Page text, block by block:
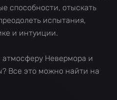
способности, отыскать
испытания,
и интуиции.
атмосферу Невермора и
Все это можно найти на